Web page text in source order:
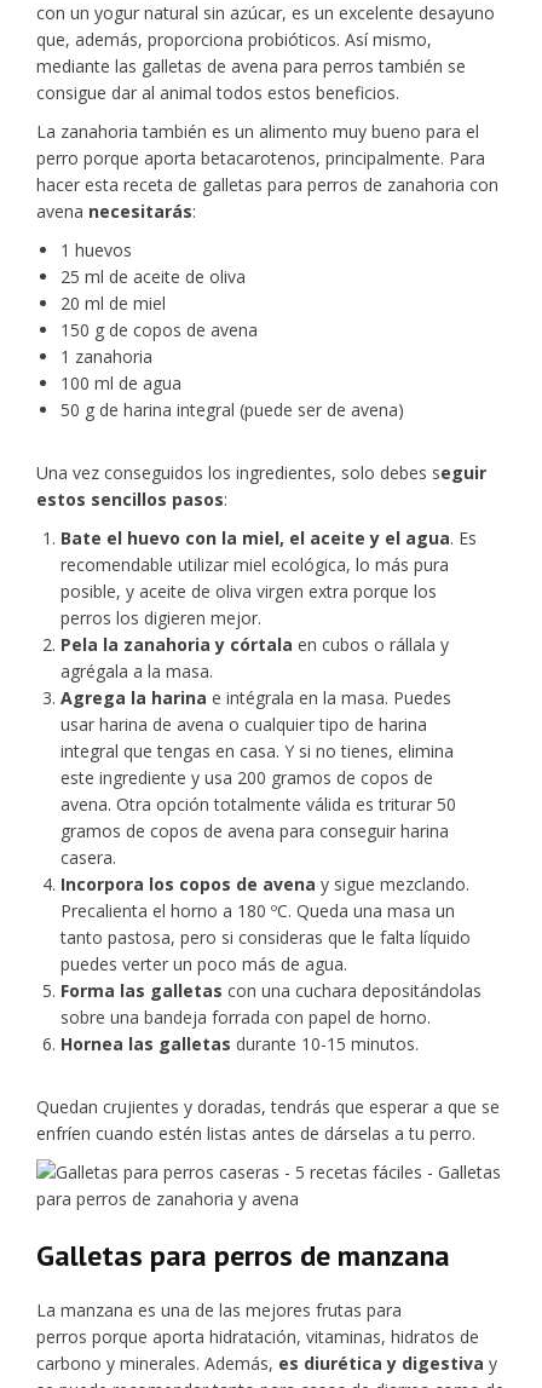
con un yogur natural sin azúcar, es un excelente desayuno
que, además, proporciona probióticos. Así mismo,
mediante las galletas de avena para perros también se
consigue dar al animal todos estos beneficios.
La zanahoria también es un alimento muy bueno para el
perro porque aporta betacarotenos, principalmente. Para
hacer esta receta de galletas para perros de zanahoria con
avena necesitarás:
1 huevos
25 ml de aceite de oliva
20 ml de miel
150 g de copos de avena
1 zanahoria
100 ml de agua
50 g de harina integral (puede ser de avena)
Una vez conseguidos los ingredientes, solo debes seguir
estos sencillos pasos:
Bate el huevo con la miel, el aceite y el agua. Es
recomendable utilizar miel ecológica, lo más pura
posible, y aceite de oliva virgen extra porque los
perros los digieren mejor.
Pela la zanahoria y córtala en cubos o rállala y
agrégala a la masa.
Agrega la harina e intégrala en la masa. Puedes
usar harina de avena o cualquier tipo de harina
integral que tengas en casa. Y si no tienes, elimina
este ingrediente y usa 200 gramos de copos de
avena. Otra opción totalmente válida es triturar 50
gramos de copos de avena para conseguir harina
casera.
Incorpora los copos de avena y sigue mezclando.
Precalienta el horno a 180 ºC. Queda una masa un
tanto pastosa, pero si consideras que le falta líquido
puedes verter un poco más de agua.
Forma las galletas con una cuchara depositándolas
sobre una bandeja forrada con papel de horno.
Hornea las galletas durante 10-15 minutos.
Quedan crujientes y doradas, tendrás que esperar a que se
enfríen cuando estén listas antes de dárselas a tu perro.
Galletas para perros de manzana
La manzana es una de las mejores frutas para
perros porque aporta hidratación, vitaminas, hidratos de
carbono y minerales. Además, es diurética y digestiva y